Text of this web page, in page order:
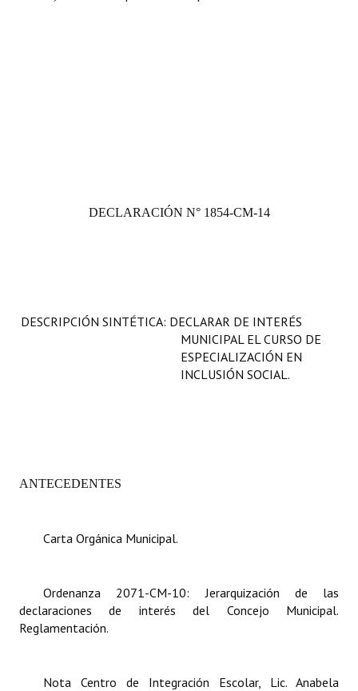
DECLARACIÓN N° 1854-CM-14
DESCRIPCIÓN SINTÉTICA: DECLARAR DE INTERÉS
MUNICIPAL EL CURSO DE
ESPECIALIZACIÓN EN
INCLUSIÓN SOCIAL.
ANTECEDENTES
Carta Orgánica Municipal.
Ordenanza 2071-CM-10: Jerarquización de las
declaraciones de interés del Concejo Municipal.
Reglamentación.
Nota Centro de Integración Escolar, Lic. Anabela